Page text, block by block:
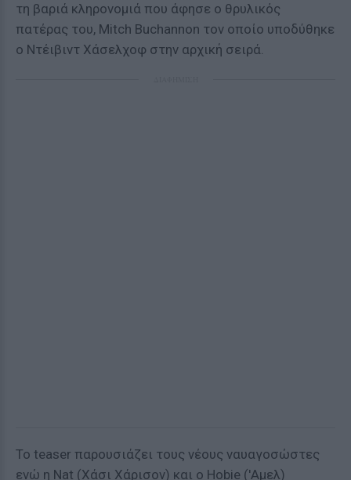
τη βαριά κληρονομιά που άφησε ο θρυλικός
πατέρας του, Mitch Buchannon τον οποίο υποδύθηκε
ο Ντέιβιντ Χάσελχοφ στην αρχική σειρά.
Το teaser παρουσιάζει τους νέους ναυαγοσώστες
ενώ η Nat (Χάσι Χάρισον) και ο Hobie ('Αμελ)